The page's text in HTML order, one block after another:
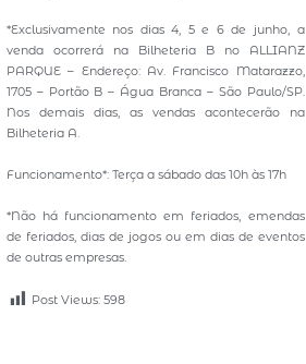
*Exclusivamente nos dias 4, 5 e 6 de junho, a
venda ocorrerá na Bilheteria B no ALLIANZ
PARQUE – Endereço: Av. Francisco Matarazzo,
1705 – Portão B – Água Branca – São Paulo/SP.
Nos demais dias, as vendas acontecerão na
Bilheteria A.
Funcionamento*: Terça a sábado das 10h às 17h
*Não há funcionamento em feriados, emendas
de feriados, dias de jogos ou em dias de eventos
de outras empresas.
Post Views: 598